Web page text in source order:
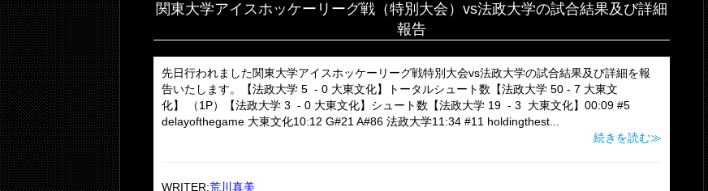
関東大学アイスホッケーリーグ戦（特別大会）vs法政大学の試合結果及び詳細
報告
先日行われました関東大学アイスホッケーリーグ戦特別大会vs法政大学の試合結果及び詳細を報
告いたします。【法政大学 5 - 0 大東文化】トータルシュート数【法政大学 50 - 7 大東文
化】 （1P）【法政大学 3 - 0 大東文化】シュート数【法政大学 19 - 3 大東文化】00:09 #5
delayofthegame 大東文化10:12 G#21 A#86 法政大学11:34 #11 holdingthest...
続きを読む≫
WRITER:荒川真美